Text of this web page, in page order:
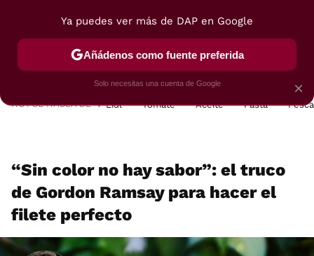
POSTRES VIAJES SELECCIÓN VEGUI
HOY SE HABLA DE Lidl Tomate Aceite Pasta
“Sin color no hay sabor”: el truco
de Gordon Ramsay para hacer el
filete perfecto
×
Ya puedes ver más de DAP en Google
Añádenos como fuente preferida
Solo necesitas una cuenta de Google